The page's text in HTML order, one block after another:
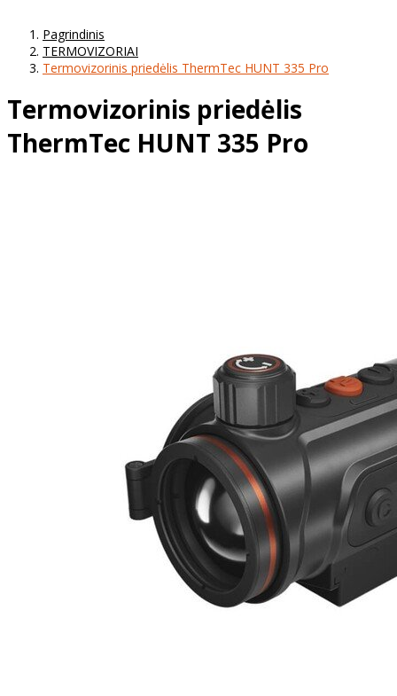
Pagrindinis
TERMOVIZORIAI
Termovizorinis priedėlis ThermTec HUNT 335 Pro
Termovizorinis priedėlis
ThermTec HUNT 335 Pro